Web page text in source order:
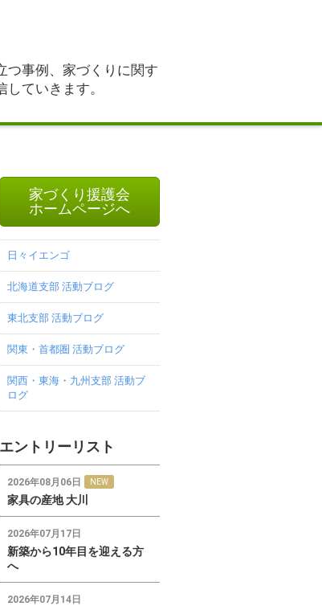
つ事例、家づくりに関す
ていきます。
家づくり援護会
ホームページへ
日々イエンゴ
北海道支部 活動ブログ
東北支部 活動ブログ
関東・首都圏 活動ブログ
関西・東海・九州支部 活動ブ
ログ
エントリーリスト
2026年08月06日 NEW
家具の産地 大川
2026年07月17日
新築から10年目を迎える方
へ
2026年07月14日